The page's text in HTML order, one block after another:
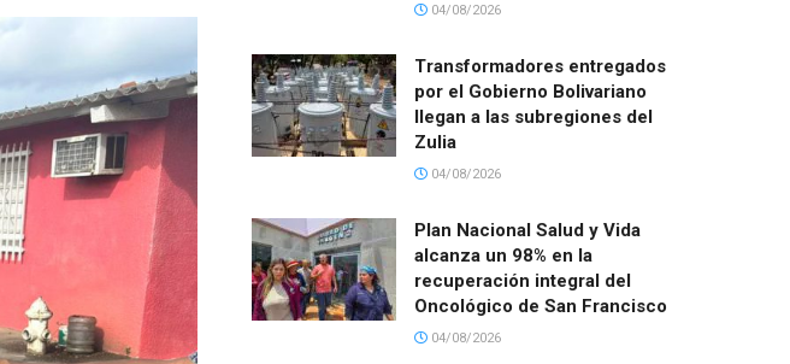
04/08/2026
Transformadores entregados
por el Gobierno Bolivariano
llegan a las subregiones del
Zulia
04/08/2026
Plan Nacional Salud y Vida
alcanza un 98% en la
recuperación integral del
Oncológico de San Francisco
04/08/2026